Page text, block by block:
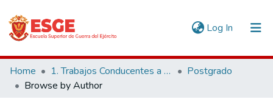
Log In (current)
Communities & Collections
All of DSpace
Home 1. Trabajos Conducentes a Grados y Títulos
Postgrado
Browse by Author